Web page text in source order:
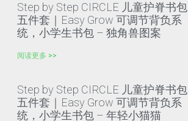
Step by Step CIRCLE 儿童护脊书包
五件套｜Easy Grow 可调节背负系
统，小学生书包 – 独角兽图案
阅读更多 >>
Step by Step CIRCLE 儿童护脊书包
五件套｜Easy Grow 可调节背负系
统，小学生书包 – 年轻小猫猫